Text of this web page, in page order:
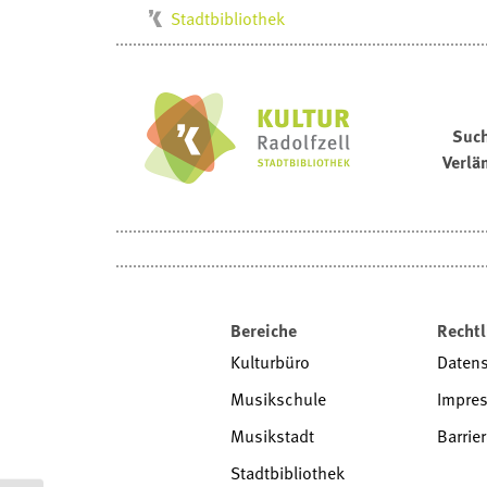
Milchwerk
Musikschule
Stadtarchiv
Stadtbibliothek
Bereiche
Kulturbüro
Musikschule
Musikstadt
Stadtbibliothek